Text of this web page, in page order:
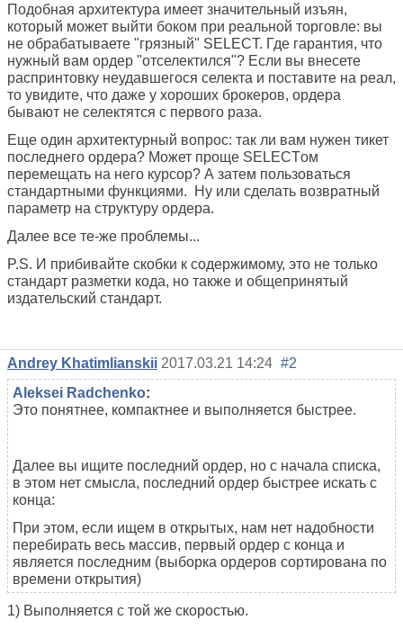
Подобная архитектура имеет значительный изъян,
который может выйти боком при реальной торговле: вы
не обрабатываете "грязный" SELECT. Где гарантия, что
нужный вам ордер "отселектился"? Если вы внесете
распринтовку неудавшегося селекта и поставите на реал,
то увидите, что даже у хороших брокеров, ордера
бывают не селектятся с первого раза.
Еще один архитектурный вопрос: так ли вам нужен тикет
последнего ордера? Может проще SELECTом
перемещать на него курсор? А затем пользоваться
стандартными функциями. Ну или сделать возвратный
параметр на структуру ордера.
Далее все те-же проблемы...
P.S. И прибивайте скобки к содержимому, это не только
стандарт разметки кода, но также и общепринятый
издательский стандарт.
Andrey Khatimlianskii 2017.03.21 14:24 #2
Aleksei Radchenko:
Это понятнее, компактнее и выполняется быстрее.
Далее вы ищите последний ордер, но с начала списка,
в этом нет смысла, последний ордер быстрее искать с
конца:
При этом, если ищем в открытых, нам нет надобности
перебирать весь массив, первый ордер с конца и
является последним (выборка ордеров сортирована по
времени открытия)
1) Выполняется с той же скоростью.